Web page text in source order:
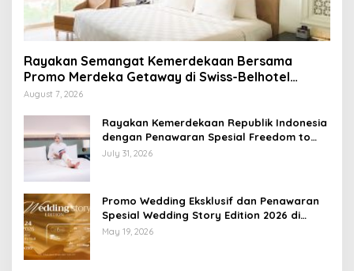
Rayakan Semangat Kemerdekaan Bersama
Promo Merdeka Getaway di Swiss-Belhotel
Lampung
August 7, 2026
Rayakan Kemerdekaan Republik Indonesia
dengan Penawaran Spesial Freedom to
Relax di Holiday Inn Lampung Bukit Randu
July 31, 2026
Promo Wedding Eksklusif dan Penawaran
Spesial Wedding Story Edition 2026 di
Swiss-Belhotel Lampung
May 19, 2026